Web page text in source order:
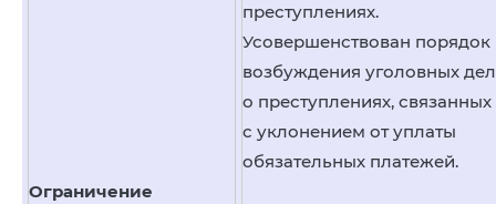
Ограничение
преступлениях.
Усовершенствован порядок
возбуждения уголовных дел
о преступлениях, связанных
с уклонением от уплаты
обязательных платежей.